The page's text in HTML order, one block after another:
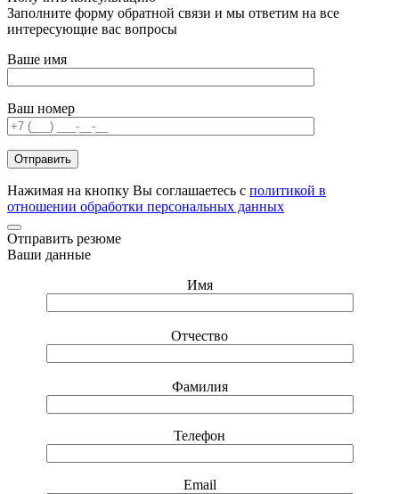
Заполните форму обратной связи и мы ответим на все
интересующие вас вопросы
Ваше имя
Ваш номер
Нажимая на кнопку Вы соглашаетесь с политикой в
отношении обработки персональных данных
Отправить резюме
Ваши данные
Имя
Отчество
Фамилия
Телефон
Email